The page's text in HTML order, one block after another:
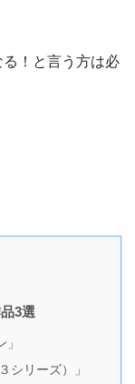
！と言う方は必
3選
シリーズ）」